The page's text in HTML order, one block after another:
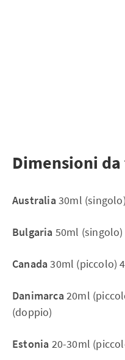
Dimensioni
Australia 30ml
Bulgaria 50ml
Canada 30ml (piccolo)
Danimarca 20ml
(doppio)
Estonia 20-30ml